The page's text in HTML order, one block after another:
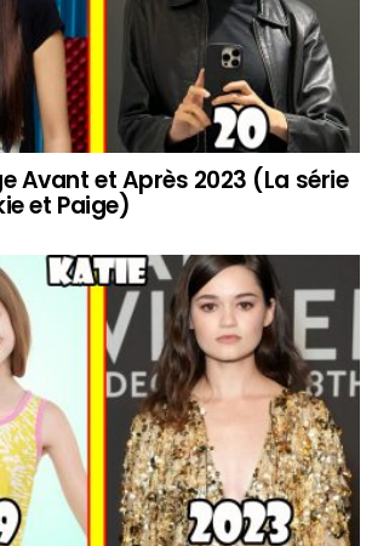
Avant et Après 2023 (La série
et Paige)